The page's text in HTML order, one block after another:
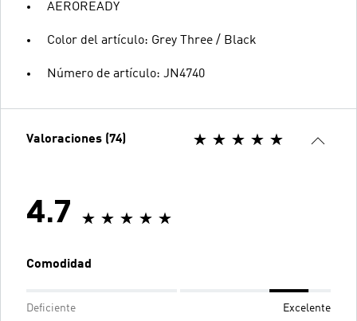
AEROREADY
Color del artículo: Grey Three / Black
Número de artículo: JN4740
Valoraciones (74)
4.7
Comodidad
Deficiente Excelente